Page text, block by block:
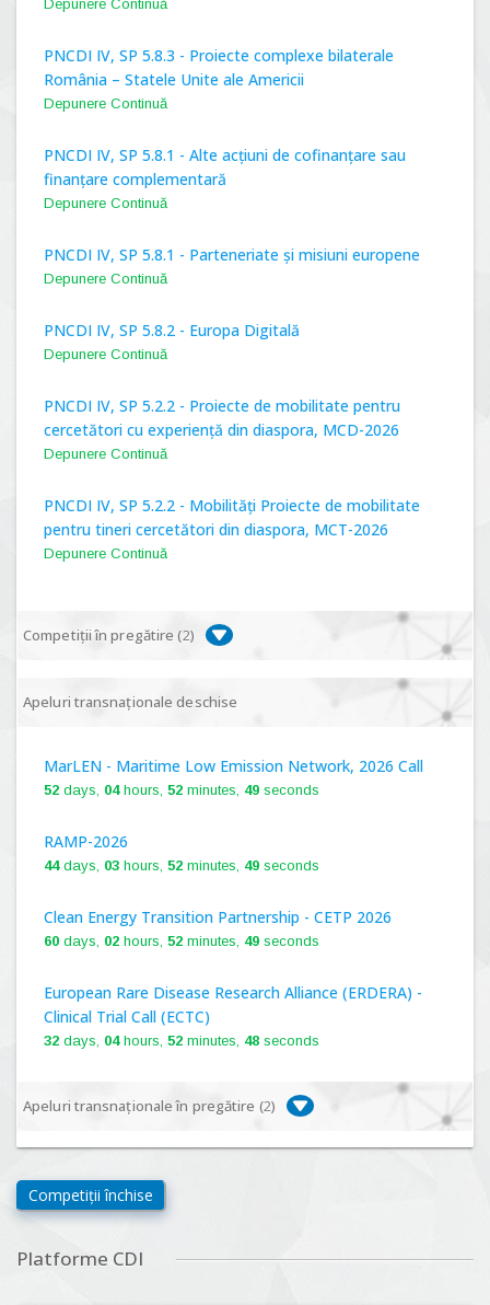
Depunere Continuă
PNCDI IV, SP 5.8.3 - Proiecte complexe bilaterale
România – Statele Unite ale Americii
Depunere Continuă
PNCDI IV, SP 5.8.1 - Alte acțiuni de cofinanțare sau
finanțare complementară
Depunere Continuă
PNCDI IV, SP 5.8.1 - Parteneriate și misiuni europene
Depunere Continuă
PNCDI IV, SP 5.8.2 - Europa Digitală
Depunere Continuă
PNCDI IV, SP 5.2.2 - Proiecte de mobilitate pentru
cercetători cu experiență din diaspora, MCD-2026
Depunere Continuă
PNCDI IV, SP 5.2.2 - Mobilități Proiecte de mobilitate
pentru tineri cercetători din diaspora, MCT-2026
Depunere Continuă
Competiții în pregătire (2)
PNCDI IV, P 5.1 - Proiecte Complexe de Cercetare de
PNCDI IV, SP 5.6.1 - Provocări - Schimbare, PPS2024
Apeluri transnaționale deschise
MarLEN - Maritime Low Emission Network, 2026 Call
52 days, 04hours, 52 minutes, 48 seconds
RAMP-2026
44days, 03 hours, 52 minutes, 48 seconds
Clean Energy Transition Partnership - CETP 2026
60 days, 02 hours, 52 minutes, 48 seconds
European Rare Disease Research Alliance (ERDERA) -
Clinical Trial Call (ECTC)
32 days, 04hours, 52 minutes, 47 seconds
Apeluri transnaționale în pregătire (2)
biodiversitate, consecințe socio-ecologice și traiectorii
viitoare", Competiția 2026
Competiții închise
Platforme CDI